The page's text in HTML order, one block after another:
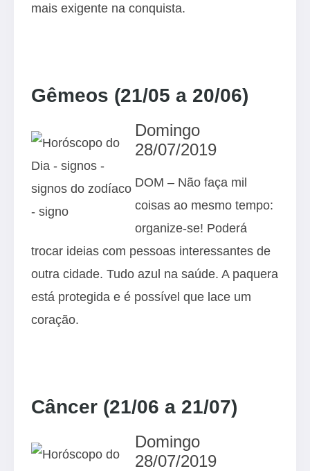
mais exigente na conquista.
Gêmeos (21/05 a 20/06)
Domingo
28/07/2019
DOM – Não faça mil
coisas ao mesmo tempo:
organize-se! Poderá
trocar ideias com pessoas interessantes de
outra cidade. Tudo azul na saúde. A paquera
está protegida e é possível que lace um
coração.
Câncer (21/06 a 21/07)
Domingo
28/07/2019